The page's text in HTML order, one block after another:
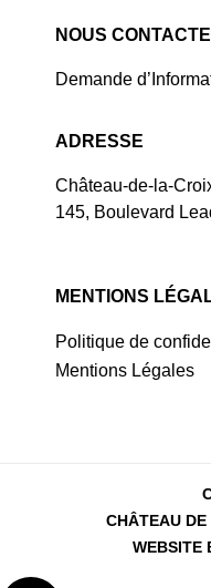
NOUS
Demande
ADRESSE
Château-de-la-
145, Boulevard
MENTIONS
Politique de
Mentions Légales
CHÂTEAU DE
WEBSITE